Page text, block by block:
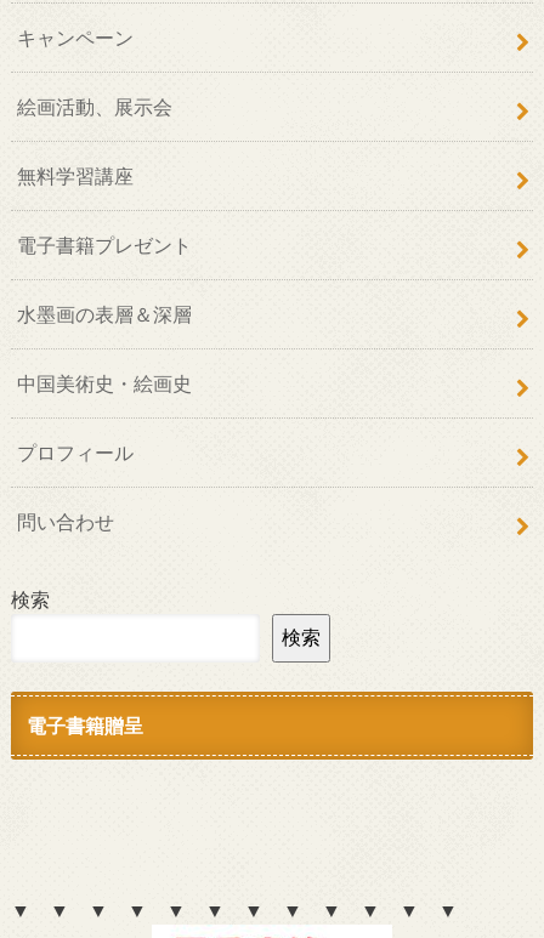
キャンペーン
絵画活動、展示会
無料学習講座
電子書籍プレゼント
水墨画の表層＆深層
中国美術史・絵画史
プロフィール
問い合わせ
検索
検索
電子書籍贈呈
▼ ▼ ▼ ▼ ▼ ▼ ▼ ▼ ▼ ▼ ▼ ▼